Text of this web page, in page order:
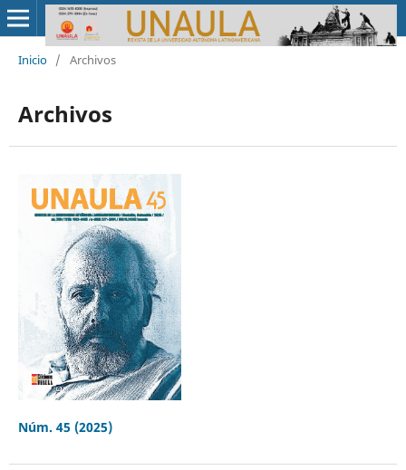
Inicio / Archivos
Archivos
Núm. 45 (2025)